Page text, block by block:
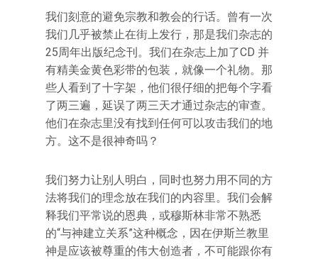
我们刻意的避免宗教和教会的行话。曾有一次
我们几乎被禁止在街上发行，那是我们杂志的
25周年出版纪念刊。我们在杂志上加了CD 并
有精美金黄色彩带的包装，就像一个礼物。那
些人看到了十字架，他们很仔细的把每个字看
了两三遍，延误了两三天才通过杂志的审查。
他们在杂志里没有找到任何可以攻击我们的地
方。这不是很神奇吗？
我们努力让别人明白，同时也努力用不同的方
法将我们的理念放在我们的内容里。我们会解
释我们平常说的恩典，或穆斯林非常不熟悉
的“与神建立关系”这种概念，因在伊斯兰教里
神是应该被尊重的伟大创造者，不可能跟你有